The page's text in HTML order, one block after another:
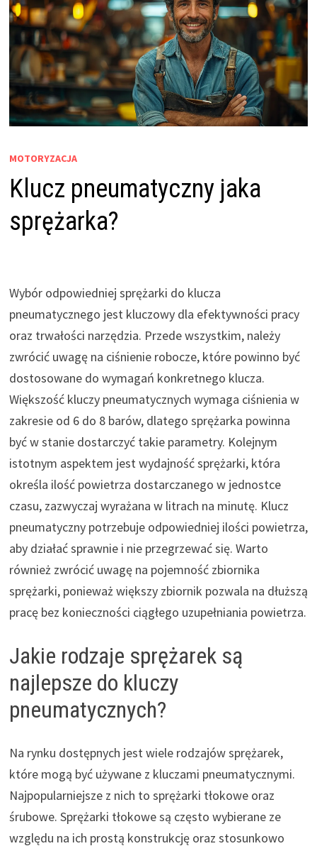
MOTORYZACJA
Klucz pneumatyczny jaka
sprężarka?
Wybór odpowiedniej sprężarki do klucza
pneumatycznego jest kluczowy dla efektywności pracy
oraz trwałości narzędzia. Przede wszystkim, należy
zwrócić uwagę na ciśnienie robocze, które powinno być
dostosowane do wymagań konkretnego klucza.
Większość kluczy pneumatycznych wymaga ciśnienia w
zakresie od 6 do 8 barów, dlatego sprężarka powinna
być w stanie dostarczyć takie parametry. Kolejnym
istotnym aspektem jest wydajność sprężarki, która
określa ilość powietrza dostarczanego w jednostce
czasu, zazwyczaj wyrażana w litrach na minutę. Klucz
pneumatyczny potrzebuje odpowiedniej ilości powietrza,
aby działać sprawnie i nie przegrzewać się. Warto
również zwrócić uwagę na pojemność zbiornika
sprężarki, ponieważ większy zbiornik pozwala na dłuższą
pracę bez konieczności ciągłego uzupełniania powietrza.
Jakie rodzaje sprężarek są
najlepsze do kluczy
pneumatycznych?
Na rynku dostępnych jest wiele rodzajów sprężarek,
które mogą być używane z kluczami pneumatycznymi.
Najpopularniejsze z nich to sprężarki tłokowe oraz
śrubowe. Sprężarki tłokowe są często wybierane ze
względu na ich prostą konstrukcję oraz stosunkowo